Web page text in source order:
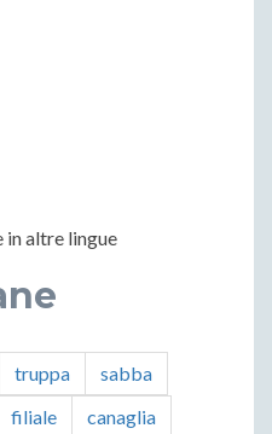
altre lingue
truppa
sabba
filiale
canaglia